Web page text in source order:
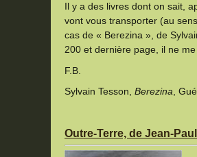
Il y a des livres dont on sait,
vont vous transporter (au
cas de « Berezina », de
200 et dernière page, il ne
F.B.
Sylvain Tesson, Berezina,
Outre-Terre, de Jean-